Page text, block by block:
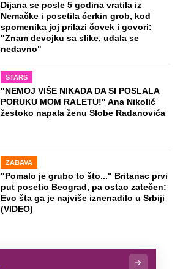
Dijana se posle 5 godina vratila iz
Nemačke i posetila ćerkin grob, kod
spomenika joj prilazi čovek i govori:
"Znam devojku sa slike, udala se
nedavno"
STARS
"NEMOJ VIŠE NIKADA DA SI POSLALA
PORUKU MOM RALETU!" Ana Nikolić
žestoko napala ženu Slobe Radanovića
ZABAVA
"Pomalo je grubo to što..." Britanac prvi
put posetio Beograd, pa ostao zatečen:
Evo šta ga je najviše iznenadilo u Srbiji
(VIDEO)